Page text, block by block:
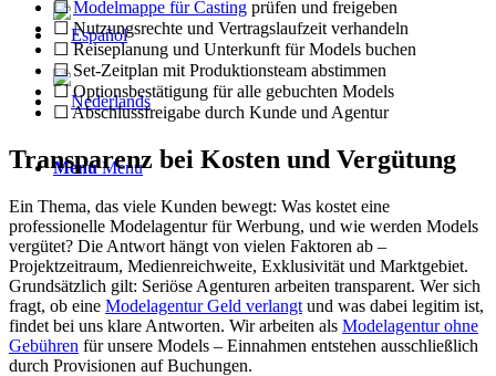
Menu Menu
☐Modelmappe für Casting prüfen und freigeben
☐ Nutzungsrechte und Vertragslaufzeit verhandeln
☐ Reiseplanung und Unterkunft für Models buchen
☐ Set-Zeitplan mit Produktionsteam abstimmen
☐ Optionsbestätigung für alle gebuchten Models
☐ Abschlussfreigabe durch Kunde und Agentur
Transparenz bei Kosten und Vergütung
Ein Thema, das viele Kunden bewegt: Was kostet eine
professionelle Modelagentur für Werbung, und wie werden Models
vergütet? Die Antwort hängt von vielen Faktoren ab –
Projektzeitraum, Medienreich­weite, Exklusivität und Marktgebiet.
Grundsätzlich gilt: Seriöse Agenturen arbeiten transparent. Wer sich
fragt, ob eine Modelagentur Geld verlangt und was dabei legitim ist,
findet bei uns klare Antworten. Wir arbeiten als Modelagentur ohne
Gebühren für unsere Models – Einnahmen entstehen ausschließlich
durch Provisionen auf Buchungen.